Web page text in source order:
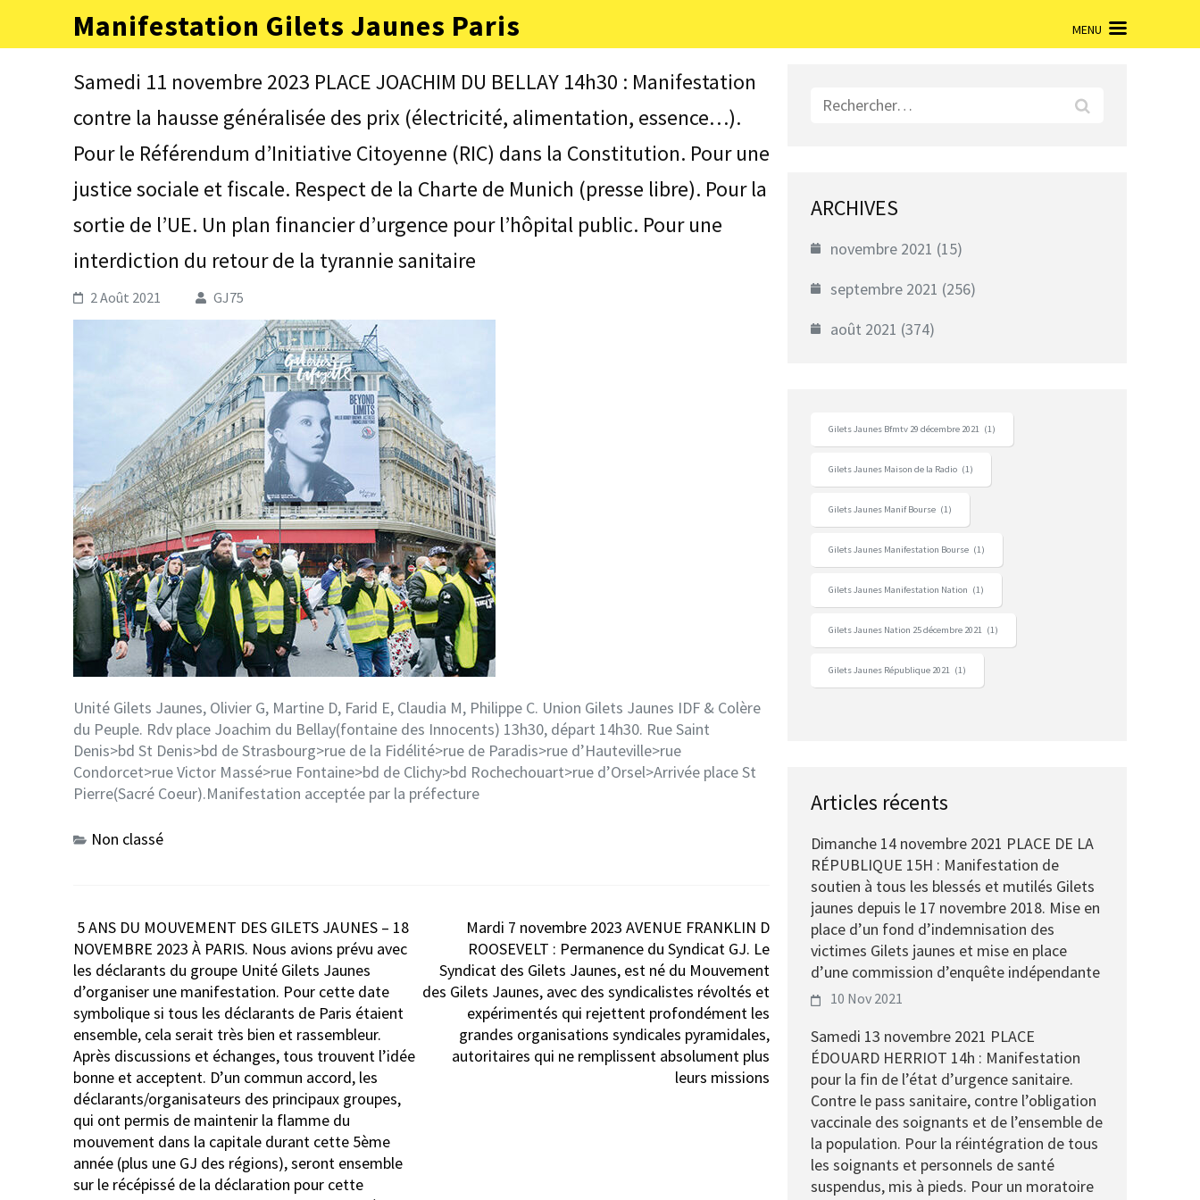
contenu
Manifestation Gilets Jaunes Paris MENU
Samedi 11 novembre 2023 PLACE JOACHIM DU BELLAY 14h30 : Manifestation
contre la hausse généralisée des prix (électricité, alimentation, essence…).
Pour le Référendum d’Initiative Citoyenne (RIC) dans la Constitution. Pour une
justice sociale et fiscale. Respect de la Charte de Munich (presse libre). Pour la
sortie de l’UE. Un plan financier d’urgence pour l’hôpital public. Pour une
interdiction du retour de la tyrannie sanitaire
2 Août 2021 GJ75
Unité Gilets Jaunes, Olivier G, Martine D, Farid E, Claudia M, Philippe C. Union Gilets Jaunes IDF & Colère
du Peuple. Rdv place Joachim du Bellay(fontaine des Innocents) 13h30, départ 14h30. Rue Saint
Denis>bd St Denis>bd de Strasbourg>rue de la Fidélité>rue de Paradis>rue d’Hauteville>rue
Condorcet>rue Victor Massé>rue Fontaine>bd de Clichy>bd Rochechouart>rue d’Orsel>Arrivée place St
Pierre(Sacré Coeur).Manifestation acceptée par la préfecture
Non classé
Navigation
de
l’article
5 ANS DU MOUVEMENT DES GILETS JAUNES – 18
NOVEMBRE 2023 À PARIS. Nous avions prévu avec
les déclarants du groupe Unité Gilets Jaunes
d’organiser une manifestation. Pour cette date
symbolique si tous les déclarants de Paris étaient
ensemble, cela serait très bien et rassembleur.
Après discussions et échanges, tous trouvent l’idée
bonne et acceptent. D’un commun accord, les
déclarants/organisateurs des principaux groupes,
qui ont permis de maintenir la flamme du
mouvement dans la capitale durant cette 5ème
année (plus une GJ des régions), seront ensemble
sur le récépissé de la déclaration pour cette
Mardi 7 novembre 2023 AVENUE FRANKLIN D
ROOSEVELT : Permanence du Syndicat GJ. Le
Syndicat des Gilets Jaunes, est né du Mouvement
des Gilets Jaunes, avec des syndicalistes révoltés et
expérimentés qui rejettent profondément les
grandes organisations syndicales pyramidales,
autoritaires qui ne remplissent absolument plus
leurs missions
Rechercher :
ARCHIVES
novembre 2021 (15)
septembre 2021 (256)
août 2021 (374)
Gilets Jaunes Bfmtv 29 décembre 2021 (1)
Gilets Jaunes Maison de la Radio (1)
Gilets Jaunes Manif Bourse (1)
Gilets Jaunes Manifestation Bourse (1)
Gilets Jaunes Manifestation Nation (1)
Gilets Jaunes Nation 25 décembre 2021 (1)
Gilets Jaunes République 2021 (1)
Articles récents
Dimanche 14 novembre 2021 PLACE DE LA
RÉPUBLIQUE 15H : Manifestation de
soutien à tous les blessés et mutilés Gilets
jaunes depuis le 17 novembre 2018. Mise en
place d’un fond d’indemnisation des
victimes Gilets jaunes et mise en place
d’une commission d’enquête indépendante
10 Nov 2021
Samedi 13 novembre 2021 PLACE
ÉDOUARD HERRIOT 14h : Manifestation
pour la fin de l’état d’urgence sanitaire.
Contre le pass sanitaire, contre l’obligation
vaccinale des soignants et de l’ensemble de
la population. Pour la réintégration de tous
les soignants et personnels de santé
suspendus, mis à pieds. Pour un moratoire